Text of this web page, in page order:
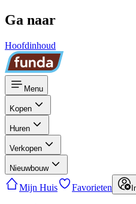
Ga naar
Hoofdinhoud
Menu
Kopen
Huren
Verkopen
Nieuwbouw
Mijn Huis Favorieten